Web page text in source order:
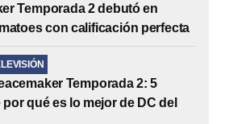
Temporada 2 debutó en
con calificación perfecta
Temporada 2: 5
qué es lo mejor de DC del